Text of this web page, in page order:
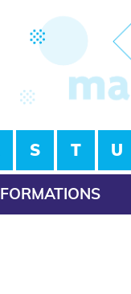
S T U
FORMATIONS